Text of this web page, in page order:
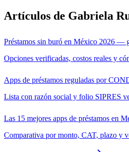
Artículos de Gabriela
Préstamos sin buró en México 2026 —
Opciones verificadas, costos reales y
Apps de préstamos reguladas por
Lista con razón social y folio SIPRES
Las 15 mejores apps de préstamos en
Comparativa por monto, CAT, plazo y